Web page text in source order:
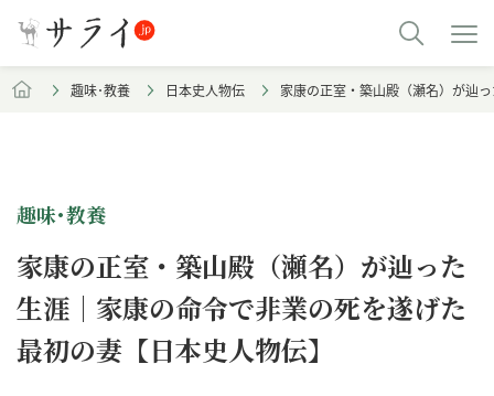
趣味･教養 日本史人物伝 家康の正室・築山殿（瀬名）が辿
趣味･教養
家康の正室・築山殿（瀬名）が辿った
生涯｜家康の命令で非業の死を遂げた
最初の妻【日本史人物伝】